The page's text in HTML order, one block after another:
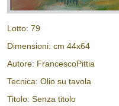
Lotto: 79
Dimensioni: cm 44x64
Autore: FrancescoPittia
Tecnica: Olio su tavola
Titolo: Senza titolo